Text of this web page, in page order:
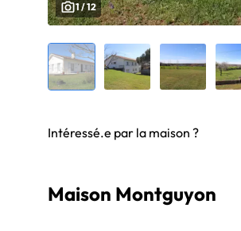
1 / 12
Intéressé.e par la maison ?
Maison Montguyon